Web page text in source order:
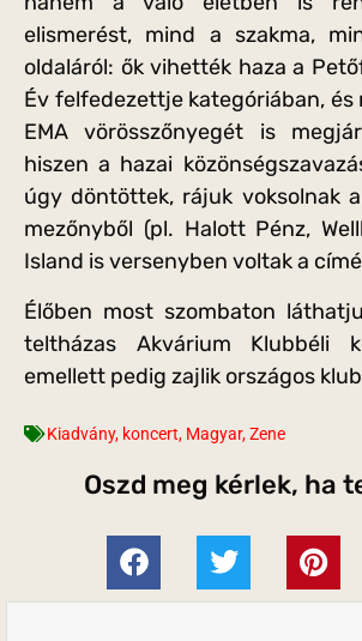
elismerést, mind a szakma,
oldaláról: ők vihették haza a
Év felfedezettje kategóriában, és
EMA vörösszőnyegét is
hiszen a hazai
úgy döntöttek, rájuk voksolnak
mezőnyből (pl. Halott Pénz,
Island is versenyben voltak a
Élőben most szombaton
teltházas Akvárium Klubbéli
emellett pedig zajlik országos
Kiadvány, koncert, Magyar,Zene
Oszd meg kérlek, ha